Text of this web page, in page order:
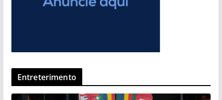
Entreterimento